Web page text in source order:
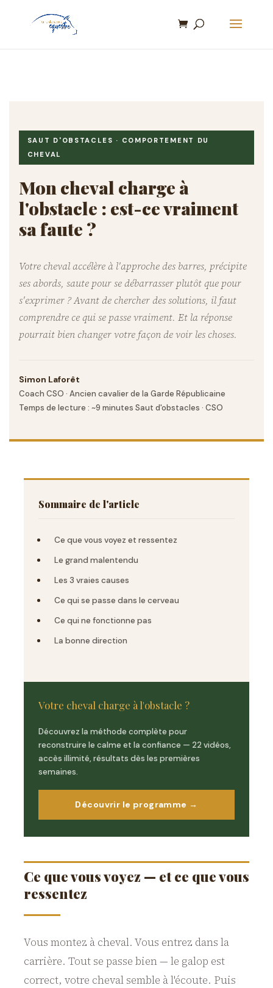
SAUT D'OBSTACLES · COMPORTEMENT DU
CHEVAL
Mon cheval charge à
l'obstacle : est-ce vraiment
sa faute ?
Votre cheval accélère à l'approche des barres, précipite
ses abords, saute pour se débarrasser plutôt que pour
s'exprimer ? Avant de chercher des solutions, il faut
comprendre ce qui se passe vraiment. Et la réponse
pourrait bien changer votre façon de voir les choses.
Simon Laforêt
Coach CSO · Ancien cavalier de la Garde Républicaine
Temps de lecture : ~9 minutes Saut d'obstacles · CSO
Ce que vous voyez — et ce que vous
ressentez
Vous montez à cheval. Vous entrez dans la
carrière. Tout se passe bien — le galop est
correct, votre cheval semble à l'écoute. Puis
Sommaire de l'article
Ce que vous voyez et ressentez
Le grand malentendu
Les 3 vraies causes
Ce qui se passe dans le cerveau
Ce qui ne fonctionne pas
La bonne direction
Votre cheval charge à l'obstacle ?
Découvrez la méthode complète pour
reconstruire le calme et la confiance — 22 vidéos,
accès illimité, résultats dès les premières
semaines.
Découvrir le programme →